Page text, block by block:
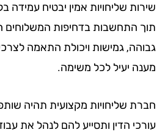
שליחויות אמין יבטיח עמידה
התחשבות בדחיפות המשלוחים
גמישות ויכולת התאמה לצרכים
יעיל לכל משימה.
שליחויות מקצועית תהיה שותפה
הדין ותסייע להם לנהל את עבודתם